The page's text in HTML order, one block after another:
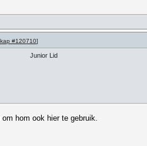
#120710]
Junior Lid
hom ook hier te gebruik.